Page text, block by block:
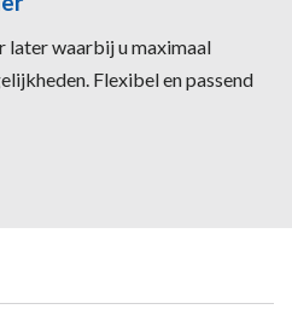
later waarbij u maximaal
Flexibel en passend